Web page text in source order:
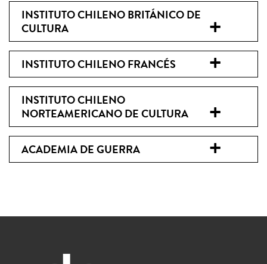
INSTITUTO CHILENO BRITÁNICO DE
CULTURA
INSTITUTO CHILENO FRANCÉS
INSTITUTO CHILENO
NORTEAMERICANO DE CULTURA
ACADEMIA DE GUERRA